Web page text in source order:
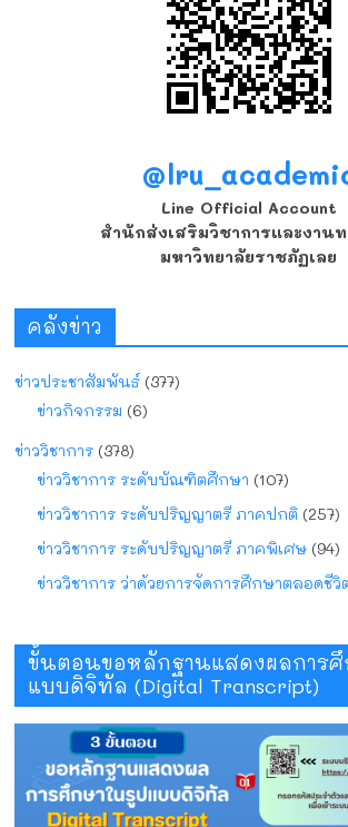
Line Official Account
สำนักส่งเสริมวิชาการและงาน
มหาวิทยาลัยราชภัฏเลย
คลังข่าว
ข่าวประชาสัมพันธ์ (377)
ข่าวกิจกรรม (6)
ข่าววิชาการ (378)
ข่าววิชาการ ระดับบัณฑิตศึกษา (107)
ข่าววิชาการ ระดับปริญญาตรี ภาคปกติ (257)
ข่าววิชาการ ระดับปริญญาตรี ภาคพิเศษ (94)
ข่าววิชาการ ว่าด้วยการจัดการศึกษาตลอดชีวิ
ขั้นตอนขอหลักฐานแสดงผลการศึ
แบบดิจิทัล (Digital Transcript)